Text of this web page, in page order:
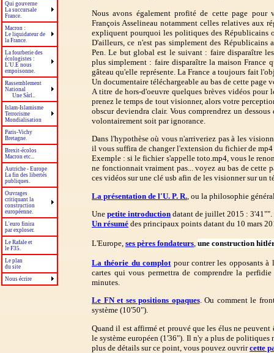
Qui gouverne
La succursale
France.
Macron :
Le liquidateur de
la France.
La fourberie des
écologistes :
L'U.E nous
empoisonne.
Rassemblement
National
Une Sàrl..
Islam-Islamisme
Terrorisme
Mondialisation
Paris-Vichy
Bretagne.
Brexit-écolos
Macron etc...
Autriche - Europe
La fin des libertés
publiques.
Ouvrages
critiquant la
construction
européenne.
L'euro finira
par exploser.
Le Rafale et
le F35.
Le plan
du site
Nous écrire
Nous avons également profité de cette page pour
François Asselineau notamment celles relatives aux
expliquent pourquoi les politiques des Républicains
D'ailleurs, ce n'est pas simplement des
Pen. Le but global est le suivant : faire disparaître
plus simplement : faire disparaître la maison France
gâteau qu'elle représente. La France a toujours fait
Un documentaire téléchargeable au bas de cette page
A titre de hors-d'oeuvre quelques brèves vidéos pour
prenez le temps de tout visionner, alors votre
obscur deviendra clair. Vous comprendrez un
volontairement soit par ignorance.
Dans l'hypothèse où vous n'arriveriez pas à les
il vous suffira de changer l'extension du fichier de
Exemple : si le fichier s'appelle toto.mp4, vous le
ne fonctionnait vraiment pas... voyez au bas de cette
ces vidéos sur une clé usb afin de les visionner sur un
La présentation de l'U. P. R. , ou la philosophie
Une petite introduction datant de juillet 2015 : 3'41"".
Un résumé des principaux points datant du 10 mars
L'Europe, ses pères fondateurs une construction
La théorie du complot pour contrer les opposants à
cartes qui vous permettra de comprendre la
minutes.
Le FN et ses positions opaques. Ou comment le
système (10'50").
Quand il est affirmé et prouvé que les élus ne peuvent
le système européen (1'36"). Il n'y a plus de politiques
plus de détails sur ce point, vous pouvez ouvrircette